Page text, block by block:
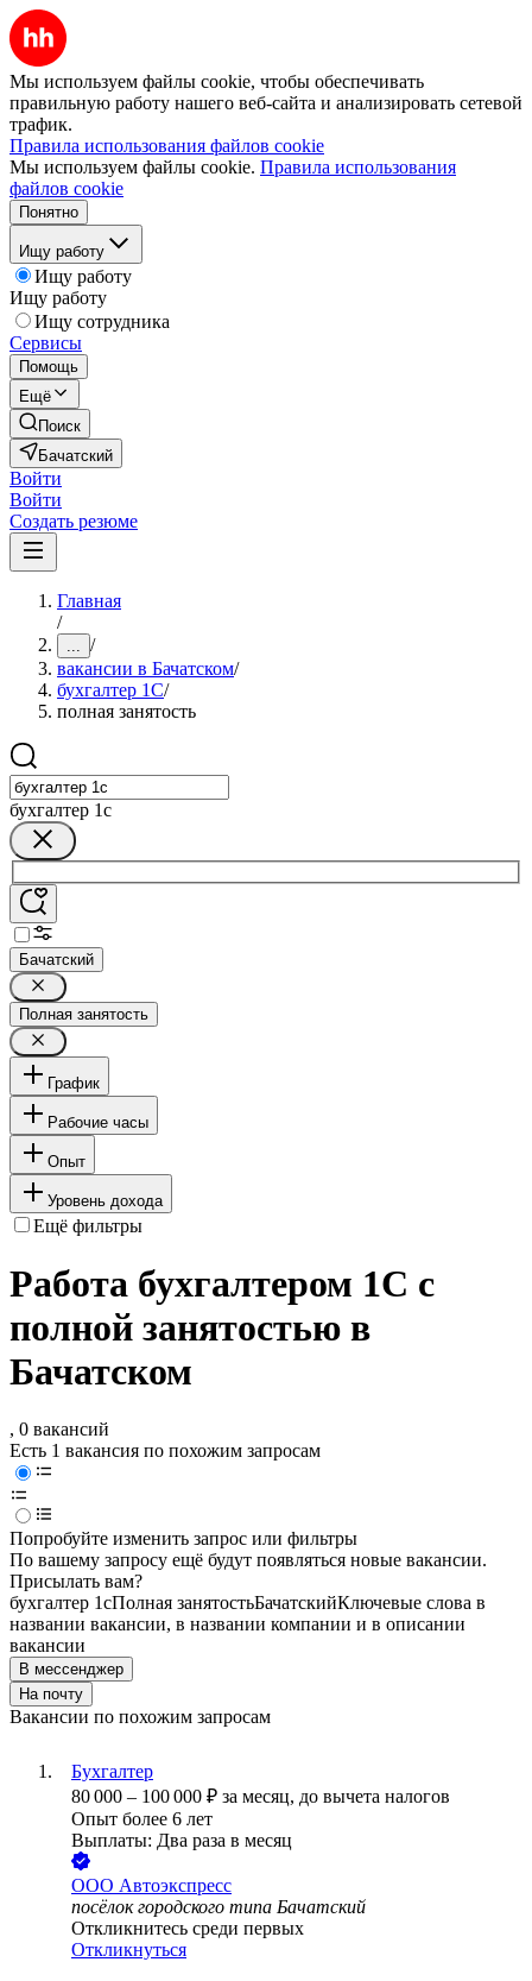
Мы используем файлы cookie, чтобы обеспечивать
правильную работу нашего веб-сайта и анализировать сетевой
трафик.
Правила использования файлов cookie
Мы используем файлы cookie. Правила использования
файлов cookie
Понятно
Ищу работу
Ищу работу
Ищу работу
Ищу сотрудника
Сервисы
Помощь
Ещё
Поиск
Бачатский
Войти
Войти
Создать резюме
Главная
/
... /
вакансии в Бачатском/
бухгалтер 1C/
полная занятость
бухгалтер 1c
Бачатский
Полная занятость
График
Рабочие часы
Опыт
Уровень дохода
Ещё фильтры
Работа бухгалтером 1C с
полной занятостью в
Бачатском
, 0 вакансий
Есть 1 вакансия по похожим запросам
Попробуйте изменить запрос или фильтры
По вашему запросу ещё будут появляться новые вакансии.
Присылать вам?
бухгалтер 1cПолная занятостьБачатскийКлючевые слова в
названии вакансии, в названии компании и в описании
вакансии
В мессенджер
На почту
Вакансии по похожим запросам
Бухгалтер
80 000 – 100 000 ₽ за месяц, до вычета налогов
Опыт более 6 лет
Выплаты: Два раза в месяц
ООО Автоэкспресс
посёлок городского типа Бачатский
Откликнитесь среди первых
Откликнуться